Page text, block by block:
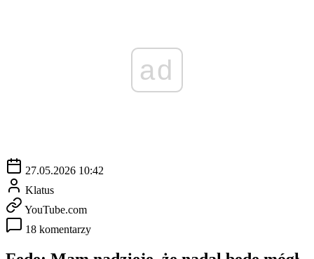
ad
27.05.2026 10:42
Klatus
YouTube.com
18 komentarzy